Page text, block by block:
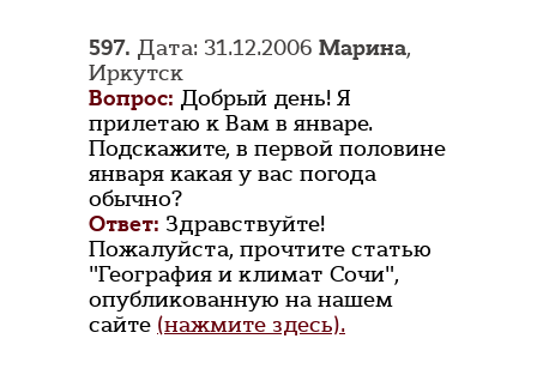
597. Дата: 31.12.2006 Марина,
Иркутск
Вопрос: Добрый день! Я
прилетаю к Вам в январе.
Подскажите, в первой половине
января какая у вас погода
обычно?
Ответ: Здравствуйте!
Пожалуйста, прочтите статью
"География и климат Сочи",
опубликованную на нашем
сайте (нажмите здесь).